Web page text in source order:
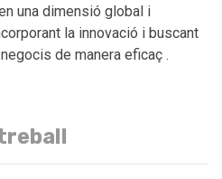
una dimensió global i
la innovació i buscant
de manera eficaç .